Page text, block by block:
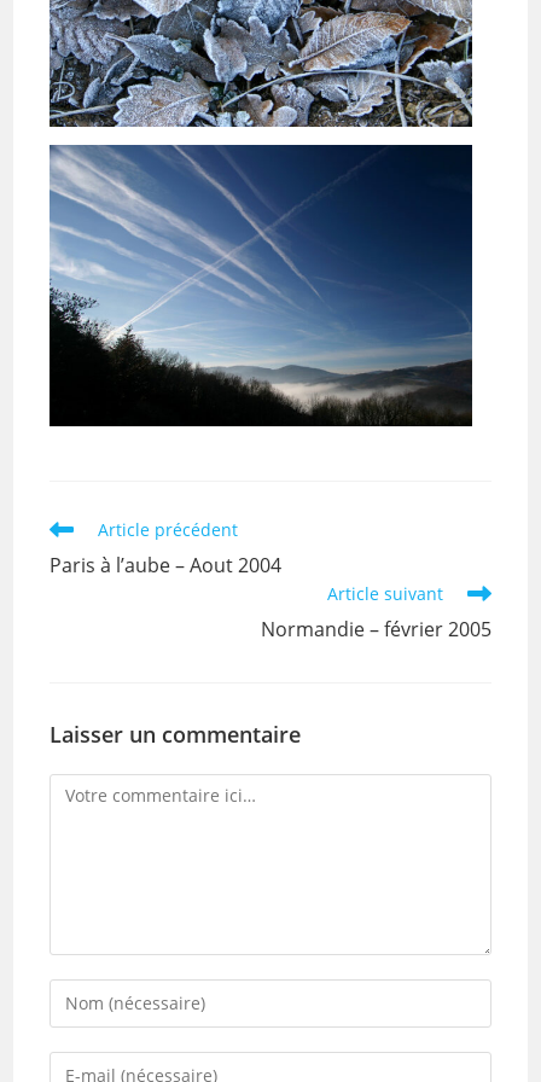
Read
articles
Article précédent
Paris à l’aube – Aout 2004
Article suivant
Normandie – février 2005
Laisser un commentaire
Comment
Enter
your
name
Enter